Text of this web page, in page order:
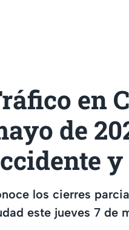
en
de
y
los cierres
este jueves 7 de